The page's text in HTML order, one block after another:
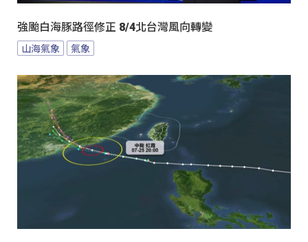
強颱白海豚路徑修正 8/4北台灣風向轉變
山海氣象 氣象